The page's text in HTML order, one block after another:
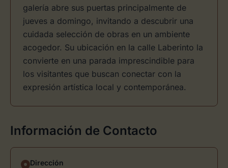
galería abre sus puertas principalmente de
jueves a domingo, invitando a descubrir una
cuidada selección de obras en un ambiente
acogedor. Su ubicación en la calle Laberinto la
convierte en una parada imprescindible para
los visitantes que buscan conectar con la
expresión artística local y contemporánea.
Información de Contacto
Dirección